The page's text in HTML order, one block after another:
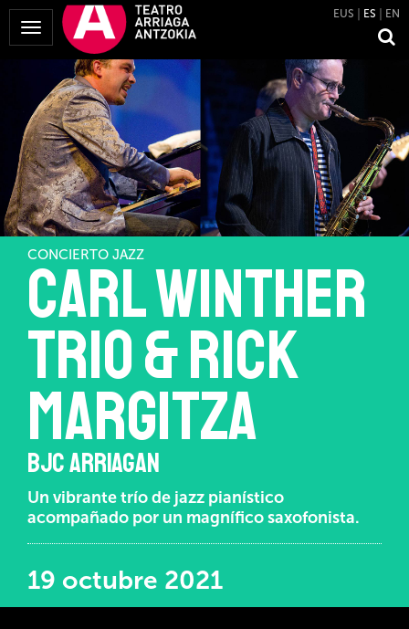
Mostrar
Menú
EUS ES EN
CONCIERTO JAZZ
CARL WINTHER
trio & RICK
MARGITZA
BJC ARRIAGAN
Un vibrante trío de jazz pianístico
acompañado por un magnífico saxofonista.
19 octubre 2021